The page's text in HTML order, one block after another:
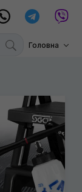
Головна